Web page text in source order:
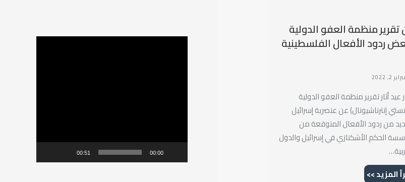
منظمة العفو الدولية
ردود الأفعال الفلسطينية
2, 2022
عيد أثار تقرير منظمة العفو الدولية
إنترناشيونال) عن عنصرية إسرائيل
من ردود الأفعال المتوقعة من
الحكم الأشكنازي في إسرائيل والدول
المزيد >>
د
00:00
00:51